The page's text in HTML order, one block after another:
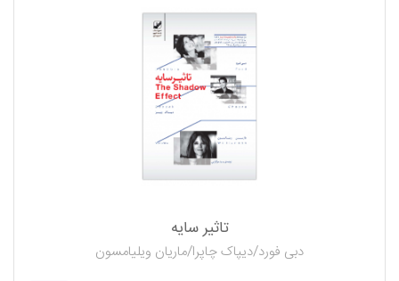
تاثیر سایه
دبی فورد/دیپاک چاپرا/ماریان ویلیامسون